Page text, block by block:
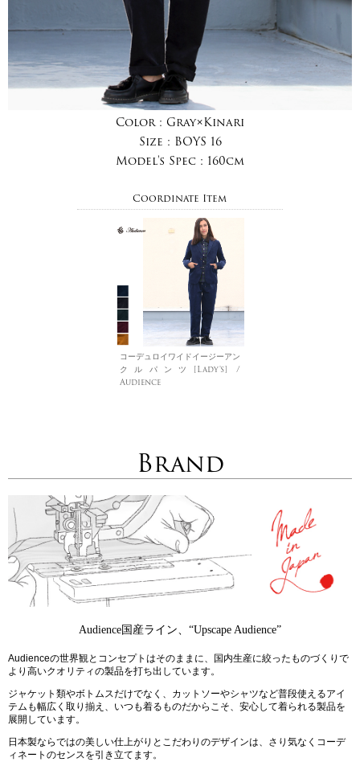
Color : Gray×Kinari
Size : BOYS 16
Model's Spec : 160cm
Coordinate Item
コーデュロイワイドイージーアン
クルパンツ[Lady's] /
Audience
Brand
Audience国産ライン、“Upscape Audience”
Audienceの世界観とコンセプトはそのままに、国内生産に絞ったものづくりで
より高いクオリティの製品を打ち出しています。
ジャケット類やボトムスだけでなく、カットソーやシャツなど普段使えるアイ
テムも幅広く取り揃え、いつも着るものだからこそ、安心して着られる製品を
展開しています。
日本製ならではの美しい仕上がりとこだわりのデザインは、さり気なくコーデ
ィネートのセンスを引き立てます。